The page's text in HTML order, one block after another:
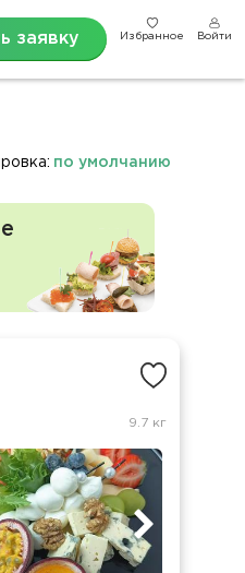
заявку Избранное Войти
по умолчанию
9.7 кг